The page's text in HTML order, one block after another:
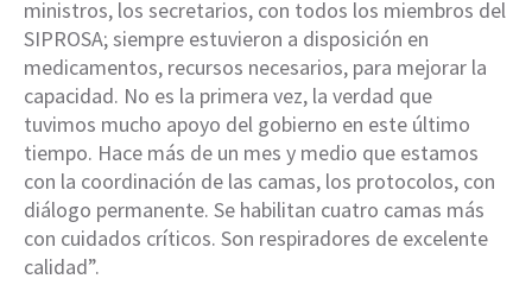
ministros, los secretarios, con todos los miembros del
SIPROSA; siempre estuvieron a disposición en
medicamentos, recursos necesarios, para mejorar la
capacidad. No es la primera vez, la verdad que
tuvimos mucho apoyo del gobierno en este último
tiempo. Hace más de un mes y medio que estamos
con la coordinación de las camas, los protocolos, con
diálogo permanente. Se habilitan cuatro camas más
con cuidados críticos. Son respiradores de excelente
calidad”.